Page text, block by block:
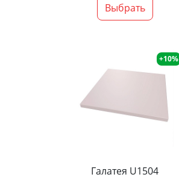
Выбрать
+10%
Галатея U1504